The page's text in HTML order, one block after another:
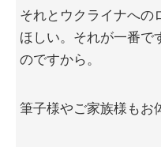
それとウクライナへの
ほしい。それが一番で
のですから。
筆子様やご家族様もお